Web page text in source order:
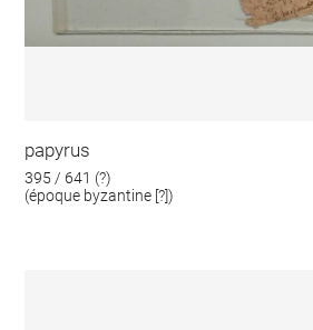
papyrus
395 / 641 (?)
(époque byzantine [?])